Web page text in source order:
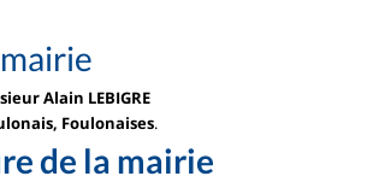
Alain LEBIGRE
Foulonaises.
de la mairie